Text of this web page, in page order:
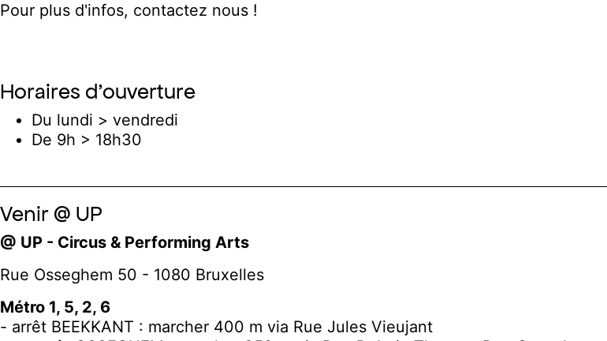
Pour plus d'infos, contactez nous !
Horaires d'ouverture
Du lundi > vendredi
De 9h > 18h30
Venir @ UP
@ UP - Circus & Performing Arts
Rue Osseghem 50 - 1080 Bruxelles
Métro 1, 5, 2, 6
- arrêt BEEKKANT : marcher 400 m via Rue Jules Vieujant